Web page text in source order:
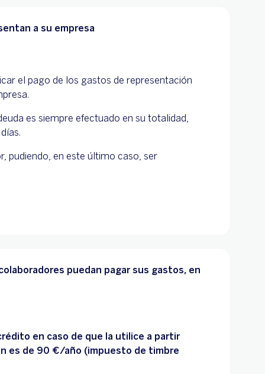
a su empresa
el pago de los gastos de representación
es siempre efectuado en su totalidad,
pudiendo, en este último caso, ser
puedan pagar sus gastos, en
en caso de que la utilice a partir
es de 90 €/año (impuesto de timbre